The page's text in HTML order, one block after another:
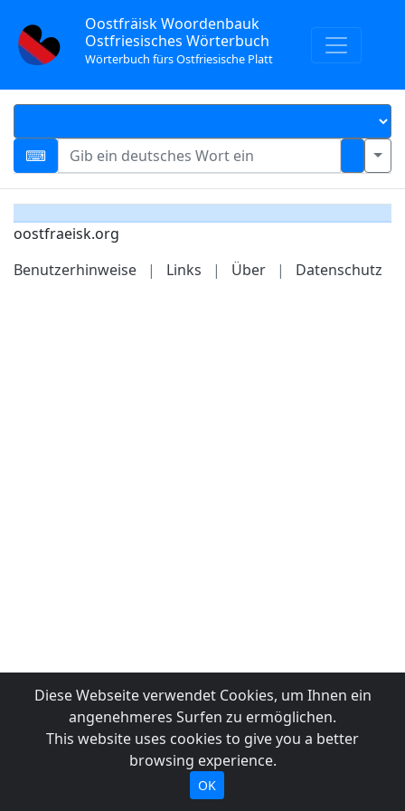
Oostfräisk Woordenbauk
Ostfriesisches Wörterbuch
Wörterbuch fürs Ostfriesische Platt
oostfraeisk.org
Benutzerhinweise
| Links | Über | Datenschutz
Diese Webseite verwendet Cookies, um Ihnen ein
angenehmeres Surfen zu ermöglichen.
This website uses cookies to give you a better
browsing experience.
OK